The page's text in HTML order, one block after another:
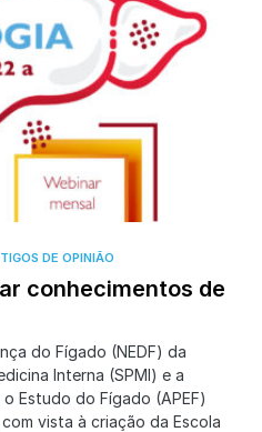
0 DE OPINIÃO
conhecimentos de
do Fígado (NEDF) da
Interna (SPMI) e a
Estudo do Fígado (APEF)
vista à criação da Escola